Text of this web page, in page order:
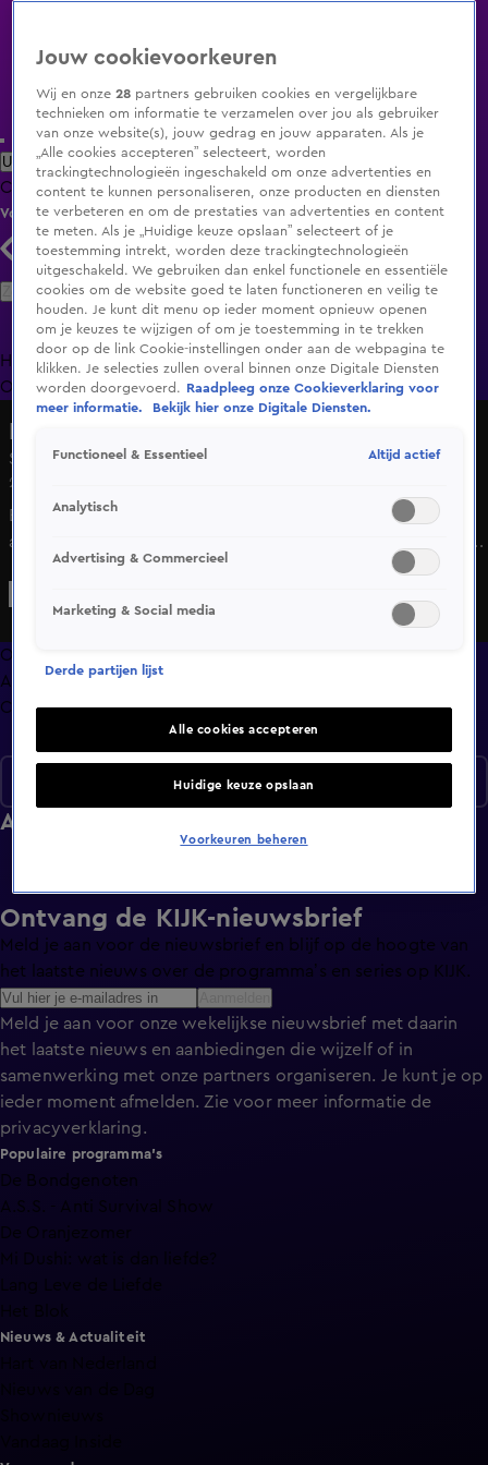
Uitzending Gemist Populaire programma's Zenders Genres
ClipsFilmsRadioSmart TV inlogShop
Volg KIJK
Zoeken
HomeUitzending Gemist Programma's De Bondgenoten
OranjezomerLivestreamsShop
Seizoen 1, aflevering 22
2 okt 2020, 18:30
Elke dag peilt, ondervraagt en bediscussieren we de
actualiteit van de dag. Actuele stellingen, dagelijks gepeild
door onderzoeksbureau Motivaction, vormen de basis. De
krachtige persoonlijkheden. Maar we geven vooral het
woord aan mensen uit de praktijk; de Nederlandse
werkvloer.
Overzicht
Afleveringen
Clips
Afleveringen
Ontvang de KIJK-nieuwsbrief
Meld je aan voor de nieuwsbrief en blijf op de hoogte van
het laatste nieuws over de programma’s en series op KIJK.
Meld je aan voor onze wekelijkse nieuwsbrief met daarin
het laatste nieuws en aanbiedingen die wijzelf of in
samenwerking met onze partners organiseren. Je kunt je op
ieder moment afmelden. Zie voor meer informatie de
privacyverklaring.
Populaire programma's
De Bondgenoten
A.S.S. - Anti Survival Show
De Oranjezomer
Mi Dushi: wat is dan liefde?
Lang Leve de Liefde
Nieuws & Actualiteit
Jouw cookievoorkeuren
Wij en onze28 partners gebruiken cookies en vergelijkbare
technieken om informatie te verzamelen over jou als gebruiker
van onze website(s), jouw gedrag en jouw apparaten. Als je
„Alle cookies accepteren” selecteert, worden
trackingtechnologieën ingeschakeld om onze advertenties en
content te kunnen personaliseren, onze producten en diensten
te verbeteren en om de prestaties van advertenties en content
te meten. Als je „Huidige keuze opslaan” selecteert of je
toestemming intrekt, worden deze trackingtechnologieën
uitgeschakeld. We gebruiken dan enkel functionele en essentiële
cookies om de website goed te laten functioneren en veilig te
houden. Je kunt dit menu op ieder moment opnieuw openen
om je keuzes te wijzigen of om je toestemming in te trekken
door op de link Cookie-instellingen onder aan de webpagina te
klikken. Je selecties zullen overal binnen onze Digitale Diensten
worden doorgevoerd.
Raadpleeg onze Cookieverklaring voor
meer informatie.
Bekijk hier onze Digitale Diensten.
Functioneel & Essentieel Altijd actief
Analytisch
Advertising & Commercieel
Marketing & Social media
Derde partijen lijst
Alle cookies accepteren
Huidige keuze opslaan
Voorkeuren beheren